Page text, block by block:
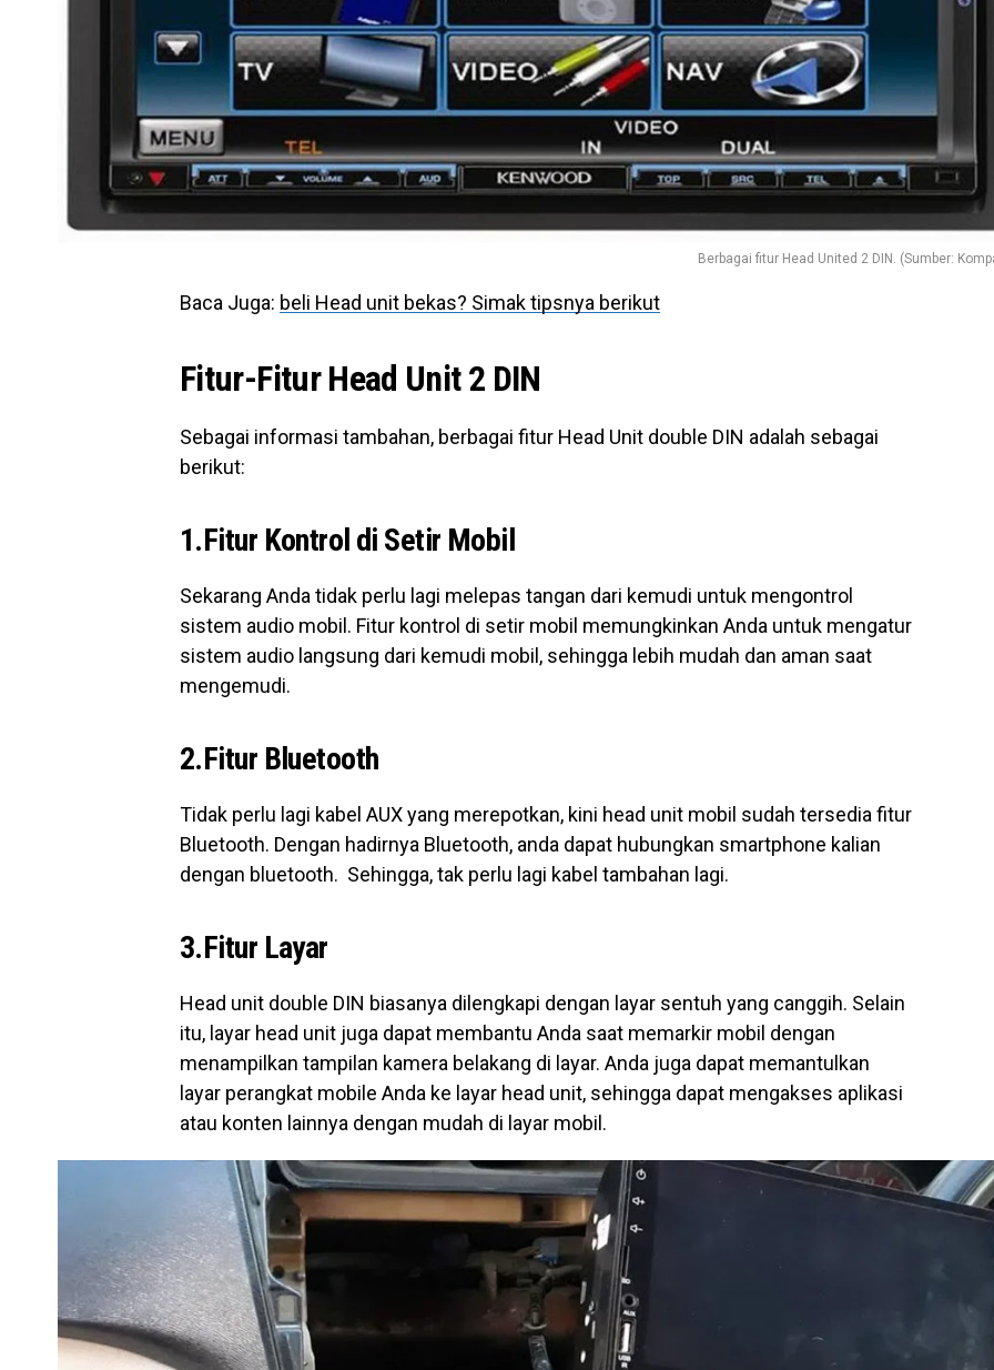
Berbagai fitur Head United 2 DIN. (Sumber:
Baca Juga: beli Head unit bekas? Simak tipsnya berikut
Fitur-Fitur Head Unit 2 DIN
Sebagai informasi tambahan, berbagai fitur Head Unit double DIN adalah sebagai
berikut:
1.Fitur Kontrol di Setir Mobil
Sekarang Anda tidak perlu lagi melepas tangan dari kemudi untuk mengontrol
sistem audio mobil. Fitur kontrol di setir mobil memungkinkan Anda untuk mengatur
sistem audio langsung dari kemudi mobil, sehingga lebih mudah dan aman saat
mengemudi.
2.Fitur Bluetooth
Tidak perlu lagi kabel AUX yang merepotkan, kini head unit mobil sudah tersedia fitur
Bluetooth. Dengan hadirnya Bluetooth, anda dapat hubungkan smartphone kalian
dengan bluetooth. Sehingga, tak perlu lagi kabel tambahan lagi.
3.Fitur Layar
Head unit double DIN biasanya dilengkapi dengan layar sentuh yang canggih. Selain
itu, layar head unit juga dapat membantu Anda saat memarkir mobil dengan
menampilkan tampilan kamera belakang di layar. Anda juga dapat memantulkan
layar perangkat mobile Anda ke layar head unit, sehingga dapat mengakses aplikasi
atau konten lainnya dengan mudah di layar mobil.